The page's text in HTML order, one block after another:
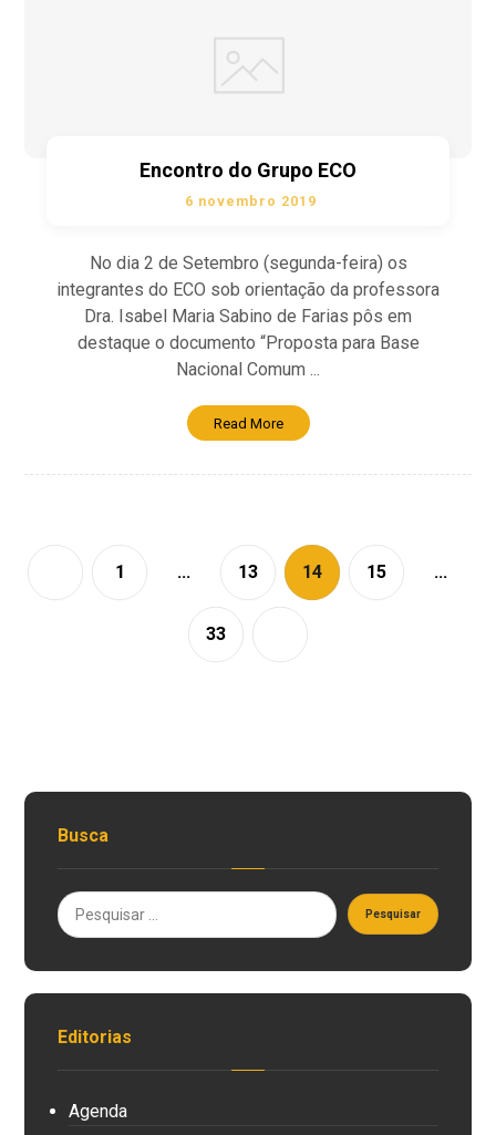
Encontro do Grupo ECO
6 novembro 2019
No dia 2 de Setembro (segunda-feira) os
integrantes do ECO sob orientação da professora
Dra. Isabel Maria Sabino de Farias pôs em
destaque o documento “Proposta para Base
Nacional Comum ...
Read More
1 … 13 14 15 …
33
Busca
Editorias
Agenda